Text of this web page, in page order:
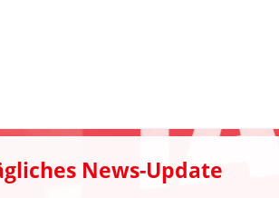
News-Update